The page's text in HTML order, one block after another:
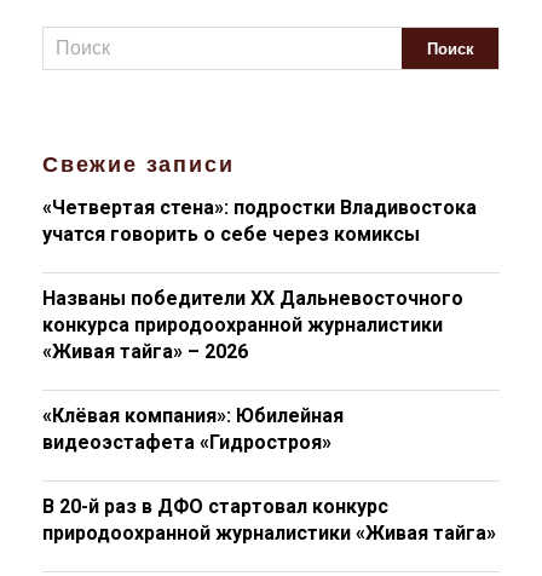
Свежие записи
«Четвертая стена»: подростки Владивостока
учатся говорить о себе через комиксы
Названы победители XX Дальневосточного
конкурса природоохранной журналистики
«Живая тайга» – 2026
«Клёвая компания»: Юбилейная
видеоэстафета «Гидростроя»
В 20-й раз в ДФО стартовал конкурс
природоохранной журналистики «Живая тайга»